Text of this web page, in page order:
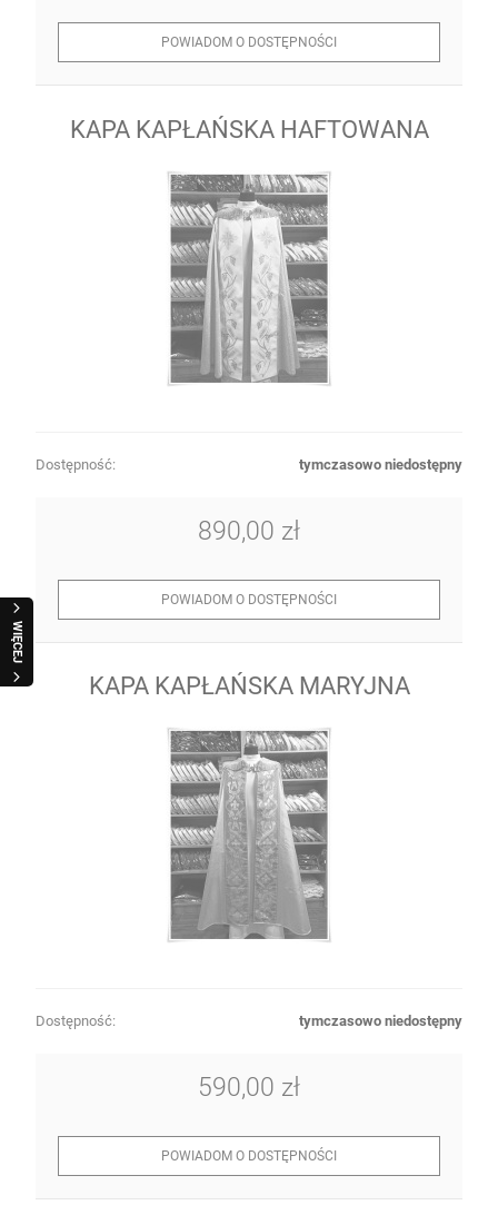
WIĘCEJ
POWIADOM O DOSTĘPNOŚCI
KAPA KAPŁAŃSKA HAFTOWANA
Dostępność: tymczasowo niedostępny
890,00 zł
POWIADOM O DOSTĘPNOŚCI
KAPA KAPŁAŃSKA MARYJNA
Dostępność: tymczasowo niedostępny
590,00 zł
POWIADOM O DOSTĘPNOŚCI